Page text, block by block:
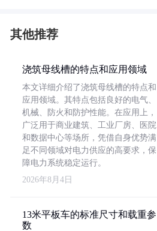
其他推荐
浇筑母线槽的特点和应用领域
本文详细介绍了浇筑母线槽的特点和
应用领域。其特点包括良好的电气、
机械、防火和防护性能。在应用上，
广泛用于商业建筑、工业厂房、医院
和数据中心等场所，凭借自身优势满
足不同领域对电力供应的高要求，保
障电力系统稳定运行。
2026年8月4日
13米平板车的标准尺寸和载重参
数